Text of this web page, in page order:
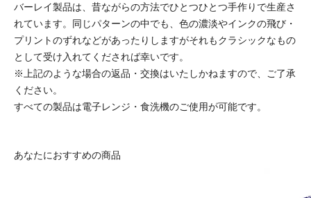
バーレイ製品は、昔ながらの方法でひとつひとつ手作りで生産さ
れています。同じパターンの中でも、色の濃淡やインクの飛び・
プリントのずれなどがあったりしますがそれもクラシックなもの
として受け入れてくだされば幸いです。
※上記のような場合の返品・交換はいたしかねますので、ご了承
ください。
すべての製品は電子レンジ・食洗機のご使用が可能です。
あなたにおすすめの商品